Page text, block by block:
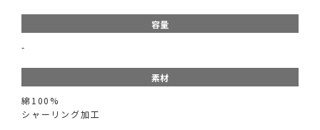
容量
-
素材
綿100%
シャーリング加工